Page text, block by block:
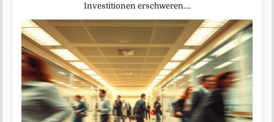
Investitionen erschweren….